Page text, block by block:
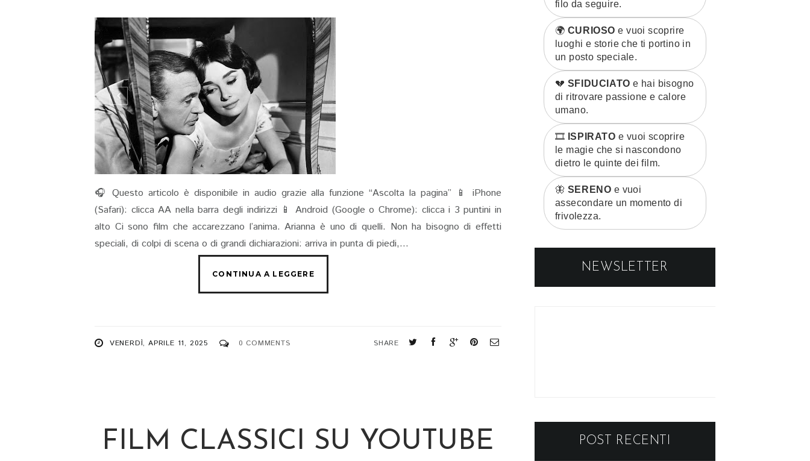
🎧 Questo articolo è disponibile in audio grazie alla funzione “Ascolta la pagina” 📱 iPhone
(Safari): clicca AA nella barra degli indirizzi 📱 Android (Google o Chrome): clicca i 3 puntini in
alto Ci sono film che accarezzano l’anima. Arianna è uno di quelli. Non ha bisogno di effetti
speciali, di colpi di scena o di grandi dichiarazioni: arriva in punta di piedi,...
VENERDÌ, APRILE 11, 2025 0 COMMENTS SHARE
FILM CLASSICI SU YOUTUBE
filo da seguire.
🌍 CURIOSO e vuoi scoprire
luoghi e storie che ti portino in
un posto speciale.
💔 SFIDUCIATO e hai bisogno
di ritrovare passione e calore
umano.
🎞️ ISPIRATO e vuoi scoprire
le magie che si nascondono
dietro le quinte dei film.
🦋 SERENO e vuoi
assecondare un momento di
frivolezza.
NEWSLETTER
POST RECENTI